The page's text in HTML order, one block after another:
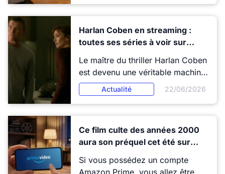
tarif habituel. Une promo
Harlan Coben en streaming :
toutes ses séries à voir sur
Netflix, Prime Video et TF1+
Le maître du thriller Harlan Coben
est devenu une véritable machine
à succès sur les plateformes de
streaming. Netflix, Prime Video ou
encore TF1+ proposent
adaptations de ses romans, pour
le plus grand bonheur des
amateurs de suspense. Voici où
voir toutes ses séries en 2026.
Actualité 22/06/2026
Ce film culte des années 2000
aura son préquel cet été sur
Si vous possédez un compte
Amazon Prime, vous allez être